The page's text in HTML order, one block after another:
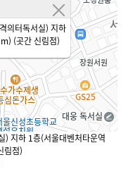
의터독서실) 지하
(곳간 신림점)
) 지하 1층(서울대벤처타운역
림점)